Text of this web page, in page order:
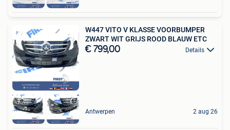
W447 VITO V KLASSE VOORBUMPER
ZWART WIT GRIJS ROOD BLAUW ETC
€ 799,00 Details
Antwerpen 2 aug 26